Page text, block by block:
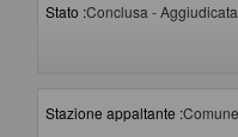
Stato :Conclusa - Aggiudicata
Stazione appaltante :